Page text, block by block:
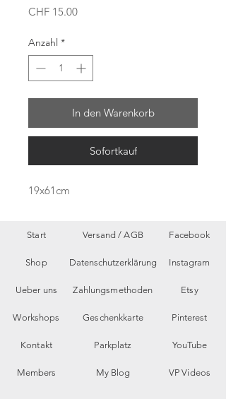
CHF 15.00Preis
Anzahl *
In den Warenkorb
Sofortkauf
19x61cm
Start
Shop
Ueber uns
Workshops
Kontakt
Members
Versand /AGB
Datenschutzerklärung
Zahlungsmethoden
Geschenkkarte
Parkplatz
My Blog
Facebook
Instagram
Etsy
Pinterest
YouTube
VP Videos